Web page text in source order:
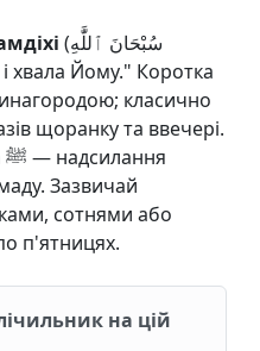
(سُبْحَانَ ٱللَّٰهِ
класично
щоранку та ввечері.
Зазвичай
сотнями або
п'ятницях.
на цій